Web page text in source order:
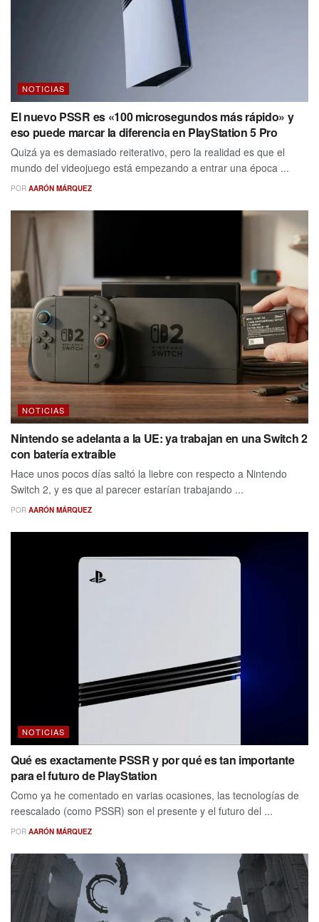
NOTICIAS
El nuevo PSSR es «100 microsegundos más rápido» y
eso puede marcar la diferencia en PlayStation 5 Pro
Quizá ya es demasiado reiterativo, pero la realidad es que el
mundo del videojuego está empezando a entrar una época ...
POR AARÓN MÁRQUEZ
NOTICIAS
Nintendo se adelanta a la UE: ya trabajan en una Switch 2
con batería extraíble
Hace unos pocos días saltó la liebre con respecto a Nintendo
Switch 2, y es que al parecer estarían trabajando ...
POR AARÓN MÁRQUEZ
NOTICIAS
Qué es exactamente PSSR y por qué es tan importante
para el futuro de PlayStation
Como ya he comentado en varias ocasiones, las tecnologías de
reescalado (como PSSR) son el presente y el futuro del ...
POR AARÓN MÁRQUEZ